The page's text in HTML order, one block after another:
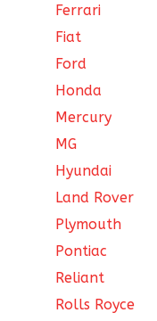
Ferrari
Fiat
Ford
Honda
Mercury
MG
Hyundai
Land Rover
Plymouth
Pontiac
Reliant
Rolls Royce